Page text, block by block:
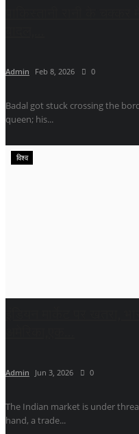
Admin Feb 8, 2026 0
Badal got stuck crossing the
queen; his...
विश्व
Admin Jun 3, 2026 0
The Indian market is under
hand, a trade...